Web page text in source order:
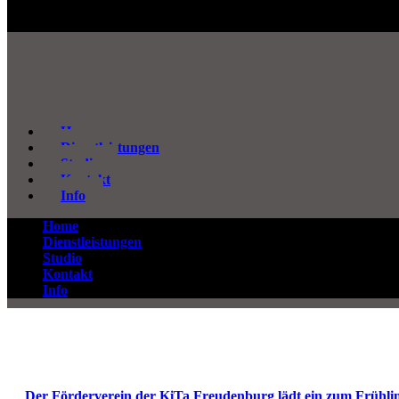
Home
Dienstleistungen
Studio
Kontakt
Info
Home
Dienstleistungen
Studio
Kontakt
Info
Der Förderverein der KiTa Freudenburg lädt ein zum